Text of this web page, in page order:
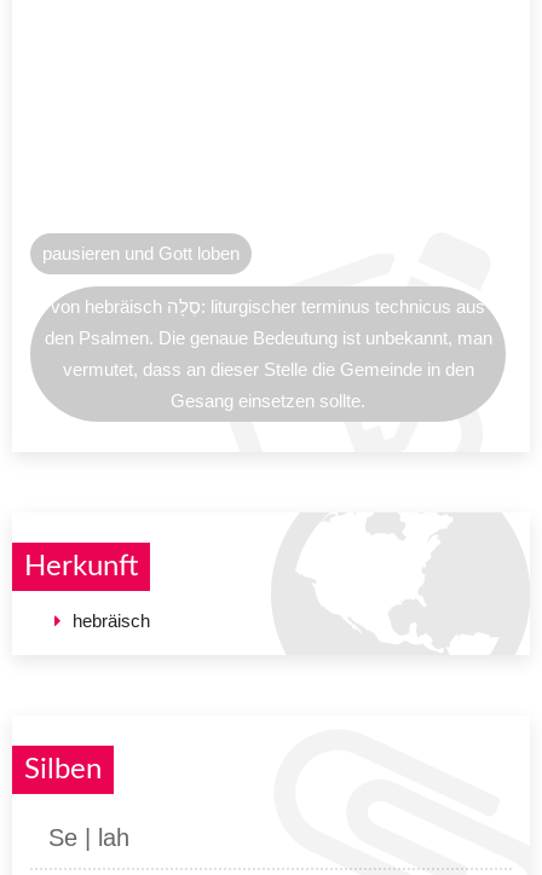
pausieren und Gott loben
von hebräisch סֶלָה: liturgischer terminus technicus aus
den Psalmen. Die genaue Bedeutung ist unbekannt, man
vermutet, dass an dieser Stelle die Gemeinde in den
Gesang einsetzen sollte.
Herkunft
hebräisch
Silben
Se | lah